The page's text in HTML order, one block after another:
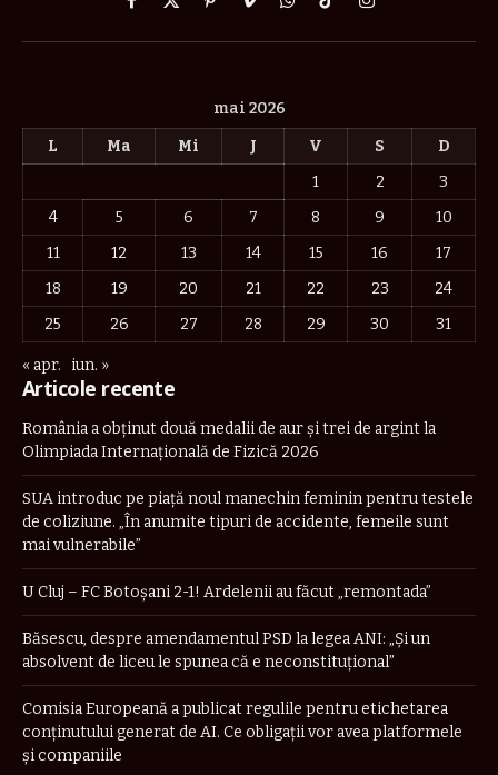
Facebook
X
PinterestVimeoWhatsApp
TikTokInstagram
mai 2026
L
Ma Mi J V S
D
1
2
3
4
5 6 7 8 9
10
11
12 13 14 15 16
17
18
19 20 21 22 23
24
25
26 27 28 29 30 31
« apr. iun. »
Articole recente
România a obţinut două medalii de aur şi trei de argint la
Olimpiada Internaţională de Fizică 2026
SUA introduc pe piață noul manechin feminin pentru testele
de coliziune. „În anumite tipuri de accidente, femeile sunt
mai vulnerabile”
U Cluj – FC Botoșani 2-1! Ardelenii au făcut „remontada”
Băsescu, despre amendamentul PSD la legea ANI: „Și un
absolvent de liceu le spunea că e neconstituţional”
Comisia Europeană a publicat regulile pentru etichetarea
conținutului generat de AI. Ce obligații vor avea platformele
și companiile